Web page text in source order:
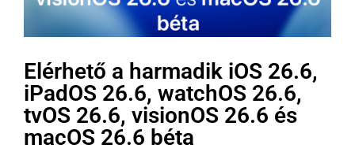
Elérhető a harmadik iOS 26.6,
iPadOS 26.6, watchOS 26.6,
tvOS 26.6, visionOS 26.6 és
macOS 26.6 béta